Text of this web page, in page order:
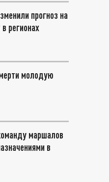
прогноз на
регионах
молодую
маршалов
в